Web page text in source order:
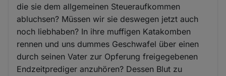
die sie dem allgemeinen Steueraufkommen
abluchsen? Müssen wir sie deswegen jetzt auch
noch liebhaben? In ihre muffigen Katakomben
rennen und uns dummes Geschwafel über einen
durch seinen Vater zur Opferung freigegebenen
Endzeitprediger anzuhören? Dessen Blut zu